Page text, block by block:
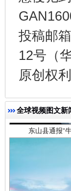
投稿邮
12号（
原创权
全球视频图文新
东山县通报“